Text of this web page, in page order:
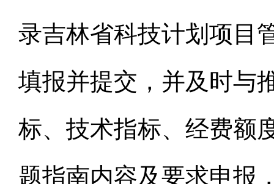
录吉林省科技计划项目
填报并提交，并及时与
标、技术指标、经费额
题指南内容及要求申报